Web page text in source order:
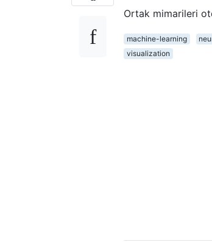
Ortak mimarileri
machine-learning
visualization